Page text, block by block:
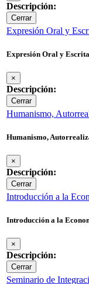
Descripción:
Cerrar
Expresión Oral y
Expresión Oral y Escrita
×
Descripción:
Cerrar
Humanismo,
Humanismo,
×
Descripción:
Cerrar
Introducción a la
Introducción a la
×
Descripción:
Cerrar
Seminario de